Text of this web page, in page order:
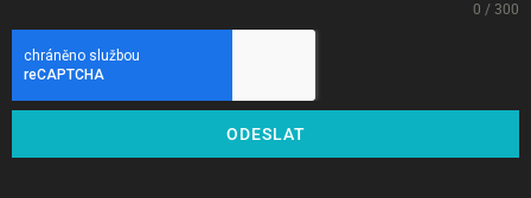
0 / 300
ODESLAT